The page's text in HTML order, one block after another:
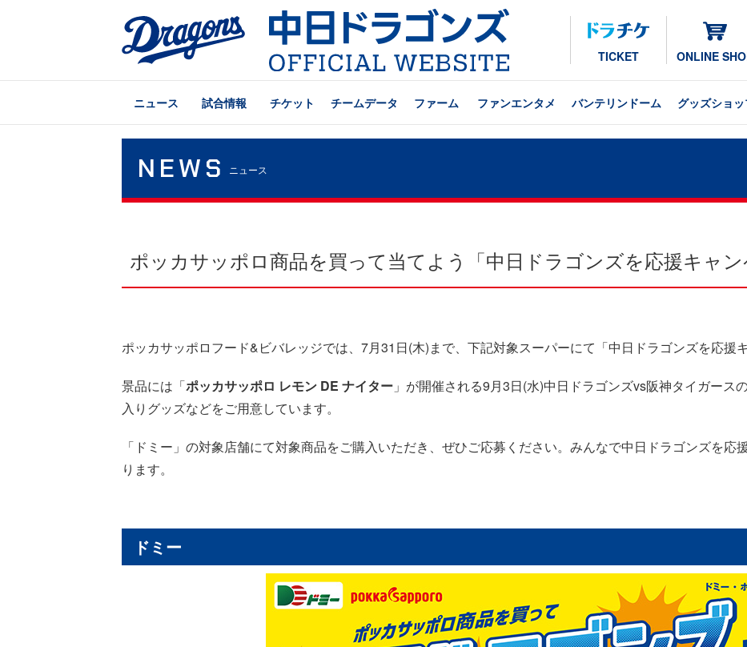
TICKET ONLINE
ニュース 試合情報 チケット チームデータ ファーム ファンエンタメ バンテリンドーム グッズショ
NEWS ニュース
ポッカサッポロ商品を買って当てよう「中日ドラゴンズを応援キャン
ポッカサッポロフード&ビバレッジでは、7月31日(木)まで、下記対象スーパーにて「中日ドラゴンズを応援
景品には「ポッカサッポロ レモン DE ナイター 」が開催される9月3日(水)中日ドラゴンズvs阪神タイガース
入りグッズなどをご用意しています。
「ドミー」の対象店舗にて対象商品をご購入いただき、ぜひご応募ください。みんなで中日ドラゴンズを応
ります。
ドミー